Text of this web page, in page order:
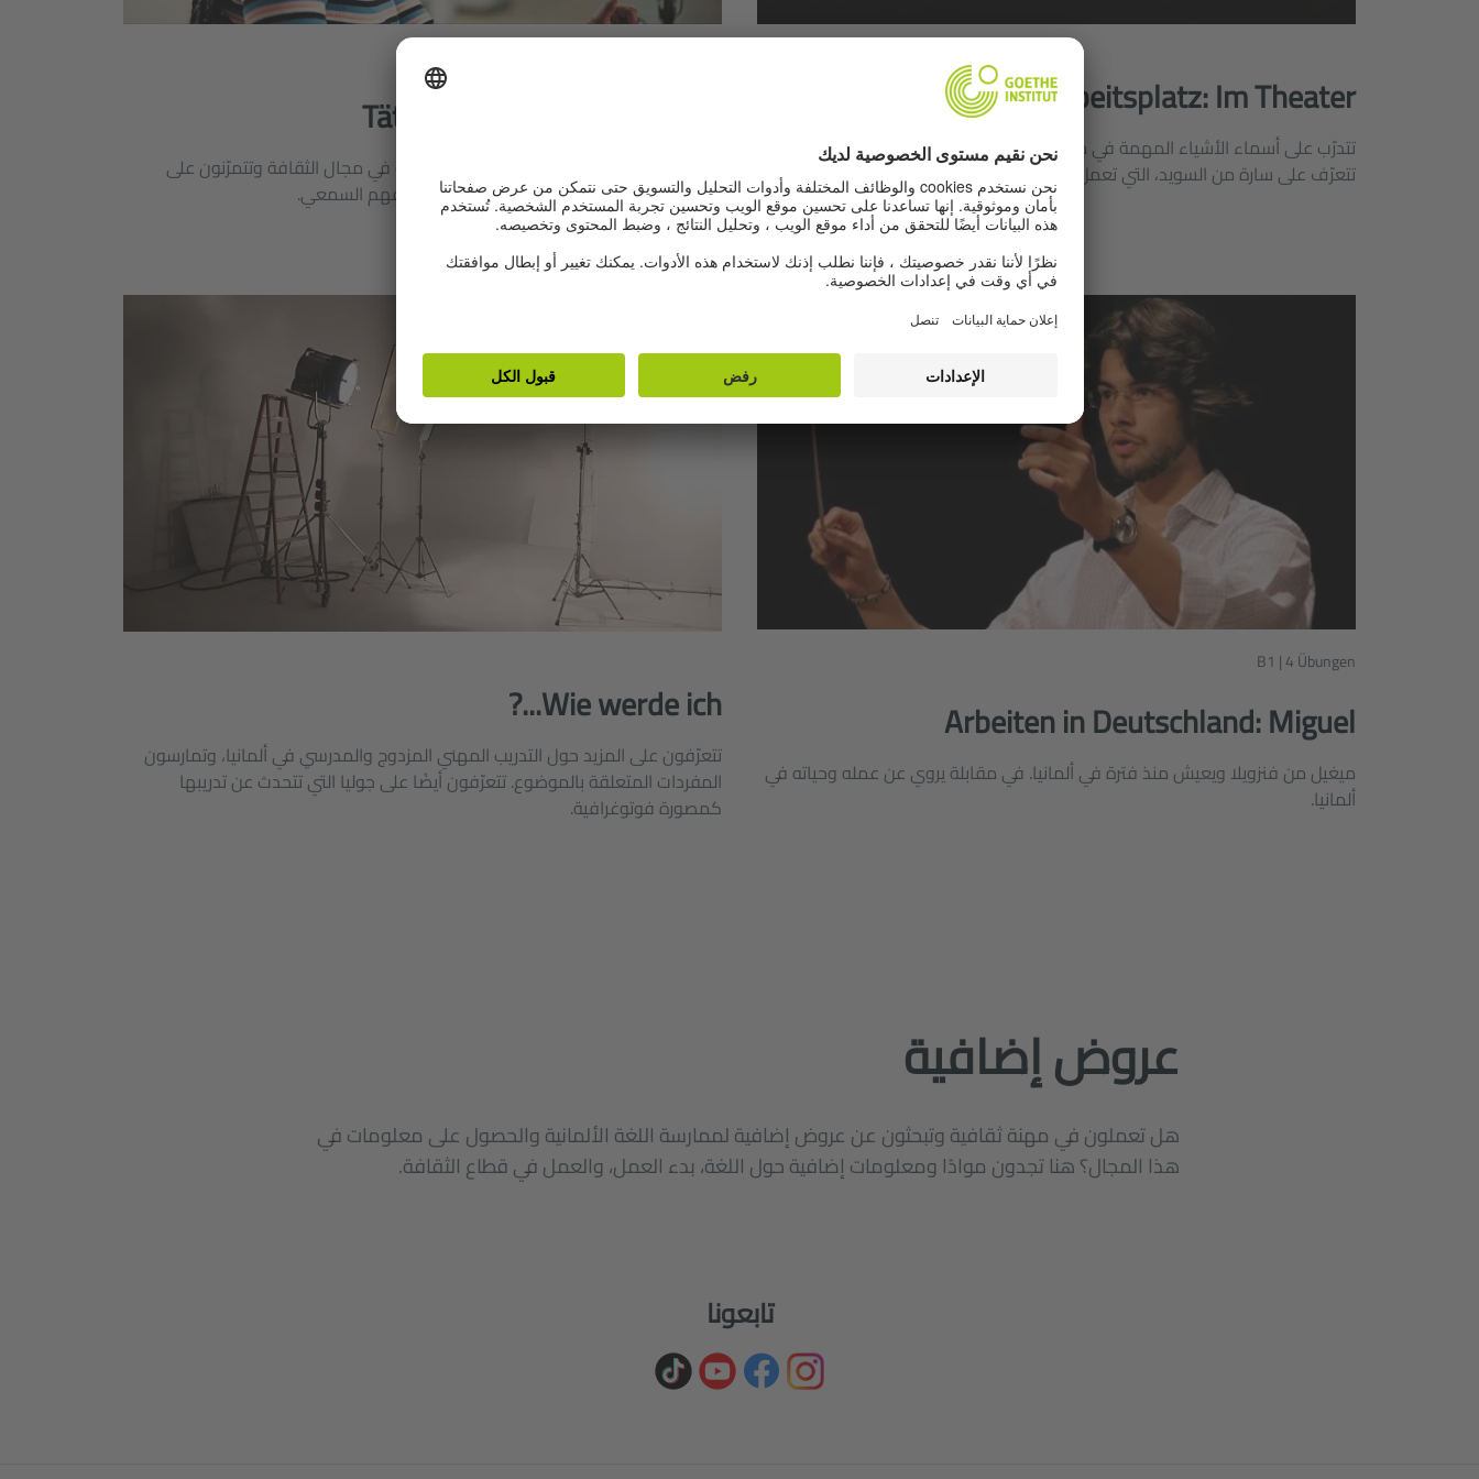
Gegenstände am Arbeitsplatz: Im Theater
تتدرّب على أسماء الأشياء المهمة في مكان العمل في المسرح. بالإضافة إلى ذلك،
تتعرّف على سارة من السويد، التي تعمل موسيقية في ألمانيا.
Tätigkeiten in Kulturberufen
في هذه التمارين تتعرّفون على أنشطة مختلفة في مجال الثقافة وتتمرّنون على
المفردات. استمعوا إلى مقابلة ودرّبوا مهارة الفهم السمعي.
B1 | 4 Übungen
Arbeiten in Deutschland: Miguel
ميغيل من فنزويلا ويعيش منذ فترة في ألمانيا. في مقابلة يروي عن عمله وحياته في
ألمانيا.
Wie werde ich...?
تتعرّفون على المزيد حول التدريب المهني المزدوج والمدرسي في ألمانيا، وتمارسون
المفردات المتعلقة بالموضوع. تتعرّفون أيضًا على جوليا التي تتحدث عن تدريبها
كمصورة فوتوغرافية.
عروض إضافية
هل تعملون في مهنة ثقافية وتبحثون عن عروض إضافية لممارسة اللغة الألمانية والحصول على معلومات في
هذا المجال؟ هنا تجدون موادًا ومعلومات إضافية حول اللغة، بدء العمل، والعمل في قطاع الثقافة.
تابعونا